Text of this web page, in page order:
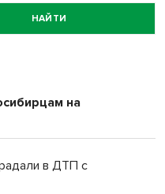
НАЙТИ
на
в ДТП с